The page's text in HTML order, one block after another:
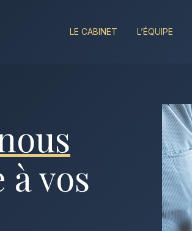
LE CABINET L’ÉQUIPE
vos